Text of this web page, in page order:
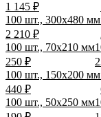
1 145 ₽
100 шт., 300x480 мм
2 210 ₽
100 шт., 70x210 мм
250 ₽
100 шт., 150x200 мм
440 ₽
100 шт., 50x250 мм